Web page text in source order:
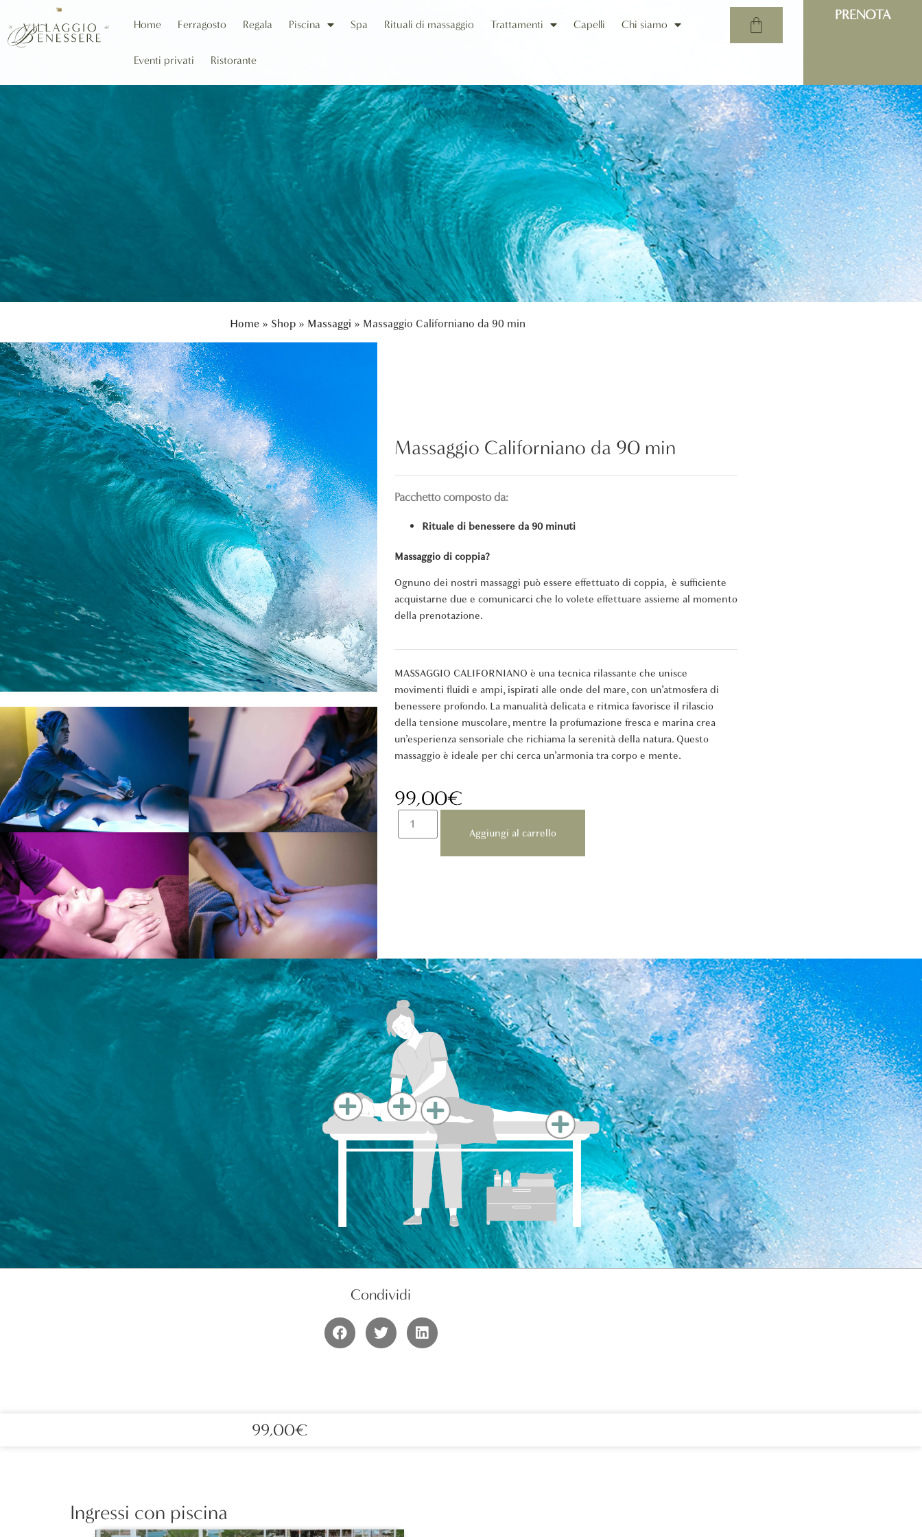
Home Ferragosto Regala Piscina Spa Rituali di massaggio Trattamenti Capelli Chi siamo
Eventi privati Ristorante
PRENOTA
Home» Shop» Massaggi » Massaggio Californiano da 90 min
Massaggio Californiano da 90 min
Pacchetto composto da:
Rituale di benessere da 90 minuti
Massaggio di coppia?
Ognuno dei nostri massaggi può essere effettuato di coppia, è sufficiente
acquistarne due e comunicarci che lo volete effettuare assieme al momento
della prenotazione.
MASSAGGIO CALIFORNIANO è una tecnica rilassante che unisce
movimenti fluidi e ampi, ispirati alle onde del mare, con un’atmosfera di
benessere profondo. La manualità delicata e ritmica favorisce il rilascio
della tensione muscolare, mentre la profumazione fresca e marina crea
un’esperienza sensoriale che richiama la serenità della natura. Questo
massaggio è ideale per chi cerca un’armonia tra corpo e mente.
99,00€
Aggiungi al carrello
Condividi
99,00€
Ingressi con piscina